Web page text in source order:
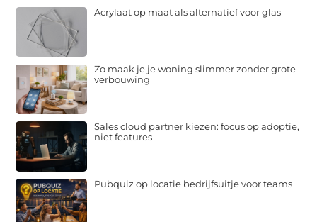
Acrylaat op maat als alternatief voor glas
Zo maak je je woning slimmer zonder grote
verbouwing
Sales cloud partner kiezen: focus op adoptie,
niet features
Pubquiz op locatie bedrijfsuitje voor teams